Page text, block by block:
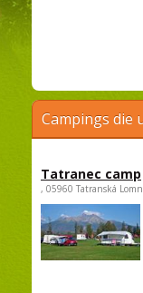
Campings die
Tatranec camp
, 05960 Tatranská